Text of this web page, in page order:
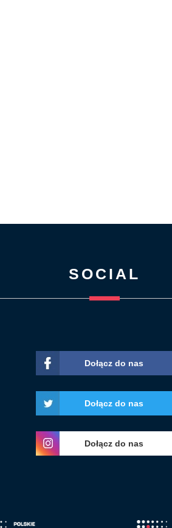
SOCIAL
Dołącz do nas
Dołącz do nas
Dołącz do nas